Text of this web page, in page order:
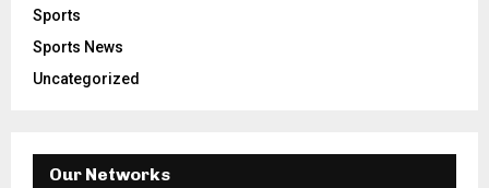
Sports
Sports News
Uncategorized
Our Networks